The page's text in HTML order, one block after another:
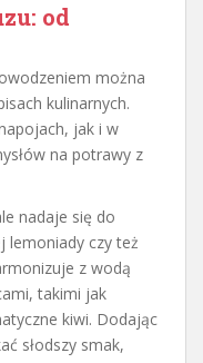
od
można
kulinarnych.
jak i w
na potrawy z
nadaje się do
lemoniady czy też
z wodą
takimi jak
kiwi. Dodając
słodszy smak,